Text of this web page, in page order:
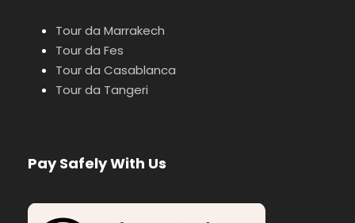
Tour da Marrakech
Tour da Fes
Tour da Casablanca
Tour da Tangeri
Pay Safely With Us